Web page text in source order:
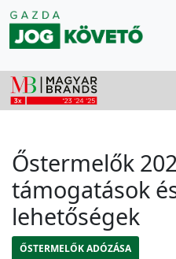
Őstermelők
támogatások
lehetőségek
ŐSTERMELŐK ADÓZÁSA